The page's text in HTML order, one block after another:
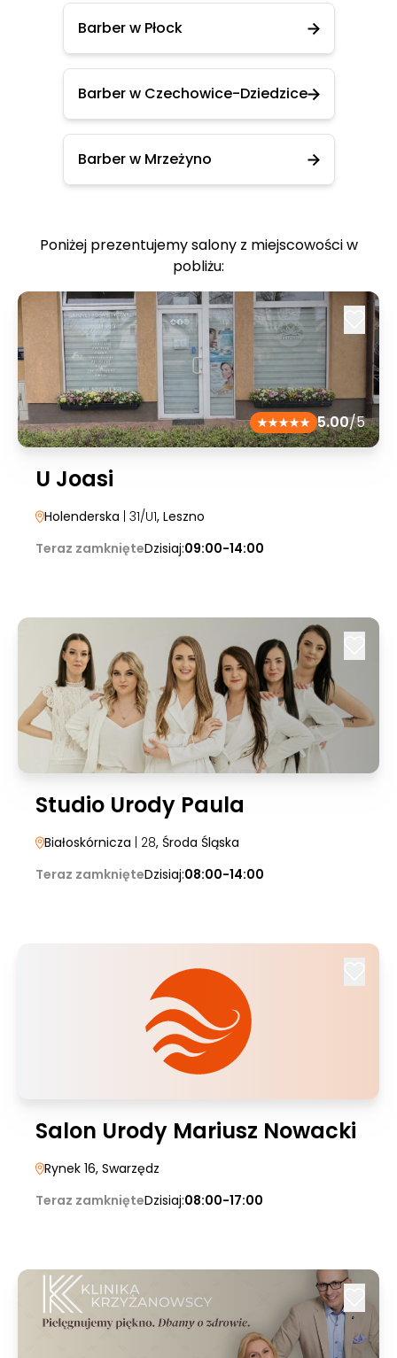
Barber w Płock
Barber w Czechowice-Dziedzice
Barber w Mrzeżyno
Poniżej prezentujemy salony z miejscowości w
pobliżu:
5.00/5
U Joasi
Holenderska | 31/U1, Leszno
Teraz zamknięteDzisiaj:09:00-14:00
Studio Urody Paula
Białoskórnicza | 28, Środa Śląska
Teraz zamknięteDzisiaj:08:00-14:00
Salon Urody Mariusz Nowacki
Rynek 16, Swarzędz
Teraz zamknięteDzisiaj:08:00-17:00